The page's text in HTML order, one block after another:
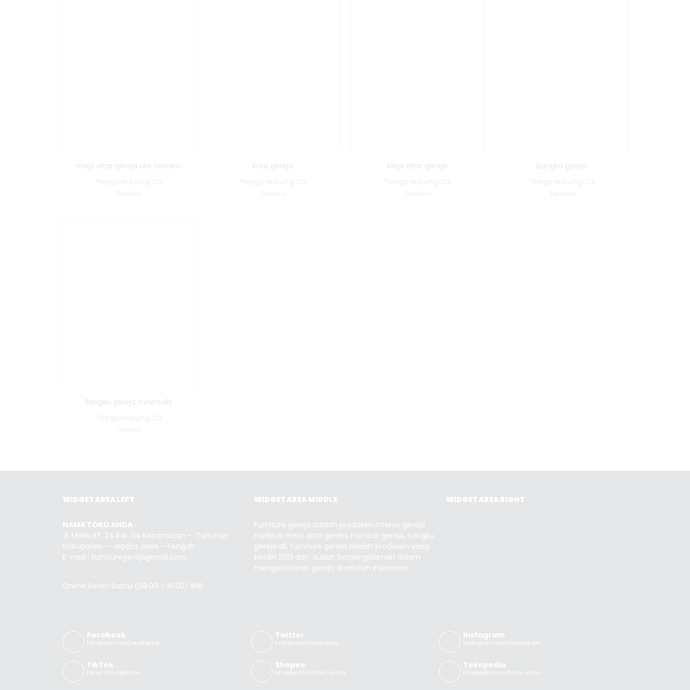
meja altar gereja ukir terbaru
Tersedia
kursi gereja
Tersedia
Meja altar gereja
Tersedia
Bangku gereja
Tersedia
Bangku gereja minimalis
Tersedia
WIDGET AREA LEFT
NAMA TOKO ANDA
Jl. Moliki RT. 24 RW. 04 Kecamatan – Tahunan
Kabupaten – Jepara Jawa – Tengah
E-mail : furnituregereja@mail.com
Online Senin-Sabtu (08:00 – 16:00) WIB
WIDGET AREA MIDDLE
Furniture gereja adalah produsen interior gereja
meliputi meja altar gereja, mimbar gereja, bangku
gereja dll. Furniture gereja adalah produsen yang
berdiri 2013 dan sudah berpengalaman dalam
mengisi interior gereja di seluruh Indonesia
WIDGET AREA RIGHT
Facebook
facebook.com/oketheme
Twitter
twitter.com/oketheme
Instagram
instagram.com/instagram
TikTok
tiktok.com/@tiktok
Shopee
shopee.co.id/toko-anda
Tokopedia
tokopedia.com/toko-anda